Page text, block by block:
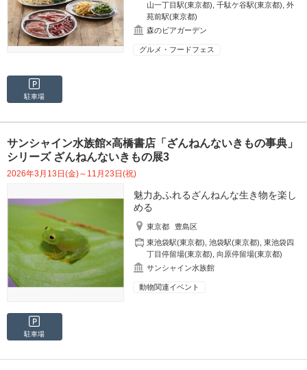
山一丁目駅(東京都) ,千駄ケ谷駅(東京都) ,外
苑前駅(東京都)
森のビアガーデン
グルメ・フードフェス
駐車場
サンシャイン水族館×高橋書店「ざんねんないきもの事典」
シリーズ ざんねんないきもの展3
2026年3月13日(金)～11月23日(祝)
魅力あふれるざんねんな生き物を楽し
める
東京都
豊島区
東池袋駅(東京都) ,池袋駅(東京都) ,東池袋四
丁目停留場(東京都) ,向原停留場(東京都)
サンシャイン水族館
動物関連イベント
駐車場